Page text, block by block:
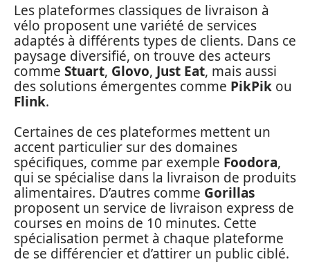
Les plateformes classiques de livraison à
vélo proposent une variété de services
adaptés à différents types de clients. Dans ce
paysage diversifié, on trouve des acteurs
comme Stuart, Glovo, Just Eat, mais aussi
des solutions émergentes comme PikPik ou
Flink.
Certaines de ces plateformes mettent un
accent particulier sur des domaines
spécifiques, comme par exemple Foodora,
qui se spécialise dans la livraison de produits
alimentaires. D’autres comme Gorillas
proposent un service de livraison express de
courses en moins de 10 minutes. Cette
spécialisation permet à chaque plateforme
de se différencier et d’attirer un public ciblé.